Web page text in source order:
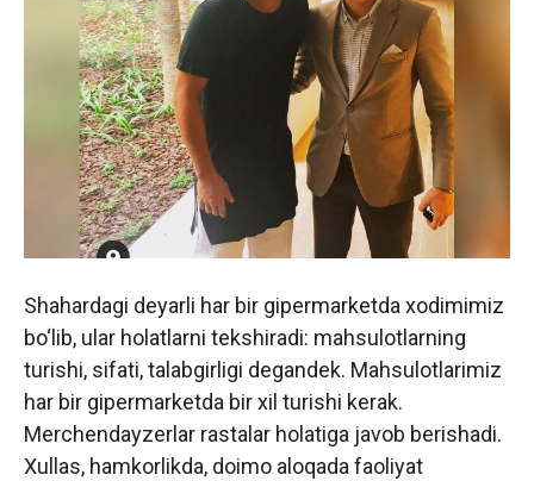
Shahardagi deyarli har bir gipermarketda xodimimiz
bo‘lib, ular holatlarni tekshiradi: mahsulotlarning
turishi, sifati, talabgirligi degandek. Mahsulotlarimiz
har bir gipermarketda bir xil turishi kerak.
Merchendayzerlar rastalar holatiga javob berishadi.
Xullas, hamkorlikda, doimo aloqada faoliyat